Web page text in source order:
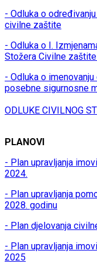
- Odluka o
civilne zaštite
- Odluka o I.
Stožera Civilne
- Odluka o
posebne sigurnosne
ODLUKE CIVILNOG
PLANOVI
- Plan upravljanja
2024.
- Plan upravljanja
2028. godinu
- Plan djelovanja
- Plan upravljanja
2025